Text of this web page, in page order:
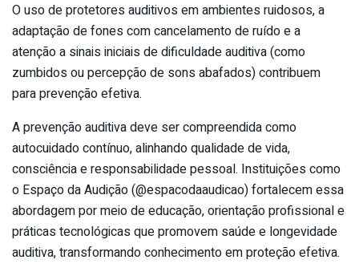
O uso de protetores auditivos em ambientes ruidosos, a
adaptação de fones com cancelamento de ruído e a
atenção a sinais iniciais de dificuldade auditiva (como
zumbidos ou percepção de sons abafados) contribuem
para prevenção efetiva.
A prevenção auditiva deve ser compreendida como
autocuidado contínuo, alinhando qualidade de vida,
consciência e responsabilidade pessoal. Instituições como
o Espaço da Audição (@espacodaaudicao) fortalecem essa
abordagem por meio de educação, orientação profissional e
práticas tecnológicas que promovem saúde e longevidade
auditiva, transformando conhecimento em proteção efetiva.